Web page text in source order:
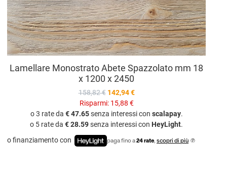
Lamellare Monostrato Abete Spazzolato mm 18
x 1200 x 2450
158,82 € 142,94 €
Risparmi: 15,88 €
o 3 rate da € 47.65senza interessi con scalapay.
o 5 rate da € 28.59senza interessi con HeyLight.
o finanziamento con
paga fino a24 rate, scopri di più